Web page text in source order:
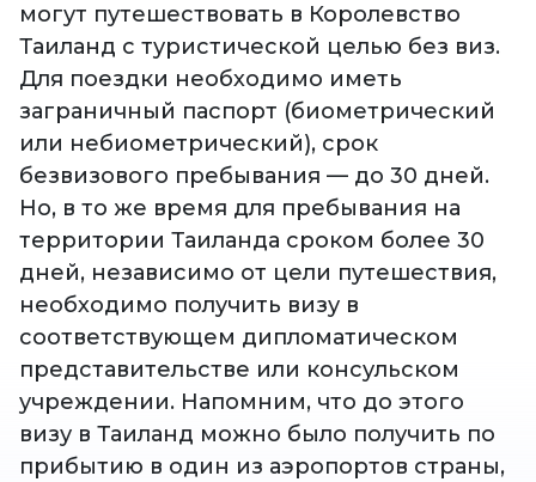
могут путешествовать в Королевство
Таиланд с туристической целью без виз.
Для поездки необходимо иметь
заграничный паспорт (биометрический
или небиометрический), срок
безвизового пребывания — до 30 дней.
Но, в то же время для пребывания на
территории Таиланда сроком более 30
дней, независимо от цели путешествия,
необходимо получить визу в
соответствующем дипломатическом
представительстве или консульском
учреждении. Напомним, что до этого
визу в Таиланд можно было получить по
прибытию в один из аэропортов страны,